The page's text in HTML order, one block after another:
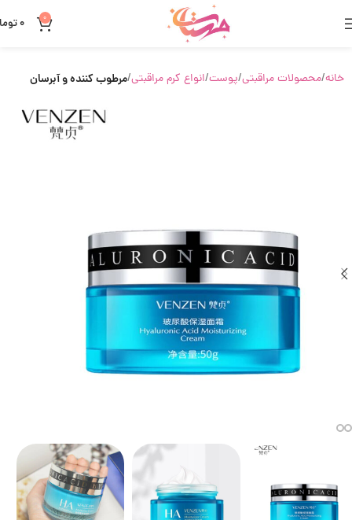
0
0
خانه محصولات مراقبتی پوست انواع کرم مراقبتی مرطوب کننده و آبرسان